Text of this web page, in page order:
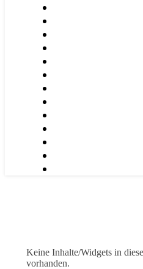
Keine Inhalte/Widgets in
vorhanden.